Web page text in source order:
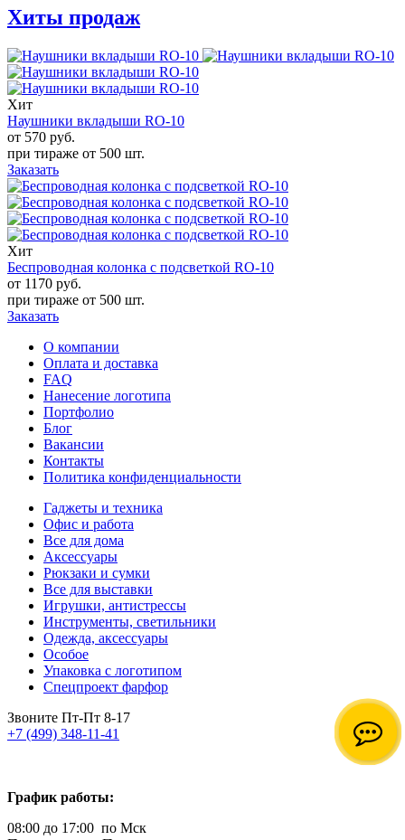
Хиты продаж
Хит
Наушники вкладыши RO-10
от 570 руб.
при тираже от 500 шт.
Заказать
Хит
Беспроводная колонка с подсветкой RO-10
от 1170 руб.
при тираже от 500 шт.
Заказать
О компании
Оплата и доставка
FAQ
Нанесение логотипа
Портфолио
Блог
Вакансии
Контакты
Политика конфиденциальности
Гаджеты и техника
Офис и работа
Все для дома
Аксессуары
Рюкзаки и сумки
Все для выставки
Игрушки, антистрессы
Инструменты, светильники
Одежда, аксессуары
Особое
Упаковка с логотипом
Спецпроект фарфор
Звоните Пт-Пт 8-17
+7 (499) 348-11-41
График работы:
08:00 до 17:00 по Мск